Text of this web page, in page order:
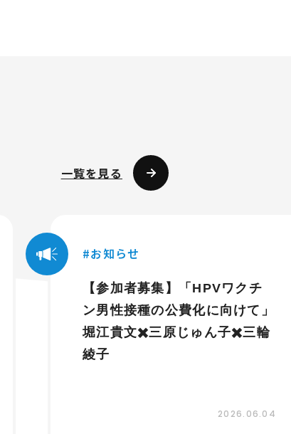
お知らせ
【参加者募集】「HPVワクチ
ン男性接種の公費化に向けて」
堀江貴文✖️三原じゅん子✖️三輪
綾子
2026.06.04
一覧を見る